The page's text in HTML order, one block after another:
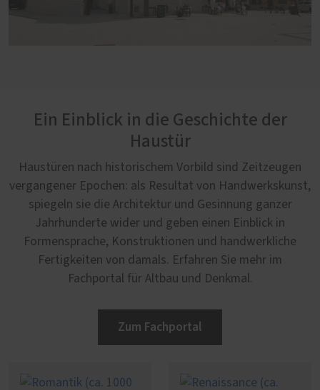
Ein Einblick in die Geschichte der
Haustür
Haustüren nach historischem Vorbild sind Zeitzeugen
vergangener Epochen: als Resultat von Handwerkskunst,
spiegeln sie die Architektur und Gesinnung ganzer
Jahrhunderte wider und geben einen Einblick in
Formensprache, Konstruktionen und handwerkliche
Fertigkeiten von damals. Erfahren Sie mehr im
Fachportal für Altbau und Denkmal.
Zum Fachportal